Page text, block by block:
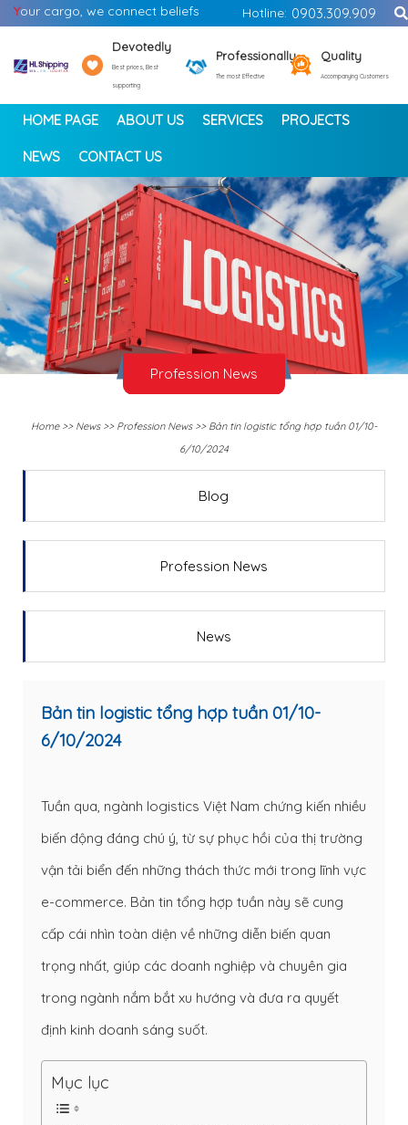
Your cargo, we connect beliefs Hotline: 0903.309.909
Devotedly
Best prices, Best
supporting
Professionally
The most Effective
Quality
Accompanying Customers
HOME PAGE ABOUT US SERVICES PROJECTS
NEWS CONTACT US
< >
Profession News
Home>> News>> Profession News>> Bản tin logistic tổng hợp tuần 01/10-
6/10/2024
Blog
Profession News
News
Bản tin logistic tổng hợp tuần 01/10-
6/10/2024
Tuần qua, ngành logistics Việt Nam chứng kiến nhiều
biến động đáng chú ý, từ sự phục hồi của thị trường
vận tải biển đến những thách thức mới trong lĩnh vực
e-commerce. Bản tin tổng hợp tuần này sẽ cung
cấp cái nhìn toàn diện về những diễn biến quan
trọng nhất, giúp các doanh nghiệp và chuyên gia
trong ngành nắm bắt xu hướng và đưa ra quyết
định kinh doanh sáng suốt.
Mục lục